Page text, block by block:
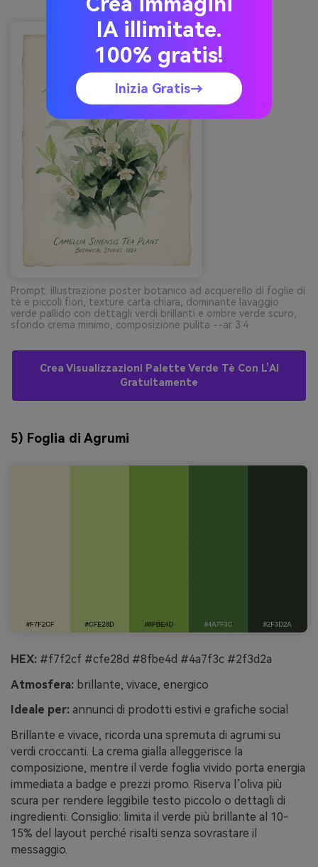
Prompt: illustrazione poster botanico ad acquerello di foglie di
tè e piccoli fiori, texture carta chiara, dominante lavaggio
verde pallido con dettagli verdi brillanti e ombre verde scuro,
sfondo crema minimo, composizione pulita --ar 3:4
Crea Visualizzazioni Palette Verde Tè Con L’AI
Gratuitamente
5) Foglia di Agrumi
HEX: #f7f2cf #cfe28d #8fbe4d #4a7f3c #2f3d2a
Atmosfera: brillante, vivace, energico
Ideale per: annunci di prodotti estivi e grafiche social
Brillante e vivace, ricorda una spremuta di agrumi su
verdi croccanti. La crema gialla alleggerisce la
composizione, mentre il verde foglia vivido porta energia
immediata a badge e prezzi promo. Riserva l’oliva più
scura per rendere leggibile testo piccolo o dettagli di
ingredienti. Consiglio: limita il verde più brillante al 10-
15% del layout perché risalti senza sovrastare il
messaggio.
IA illimitate.
100% gratis!
Inizia Gratis→